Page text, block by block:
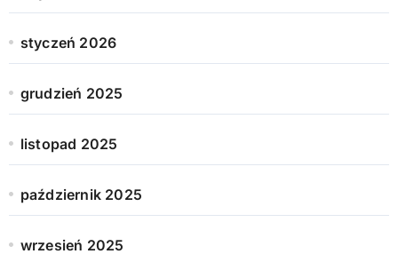
styczeń 2026
grudzień 2025
listopad 2025
październik 2025
wrzesień 2025